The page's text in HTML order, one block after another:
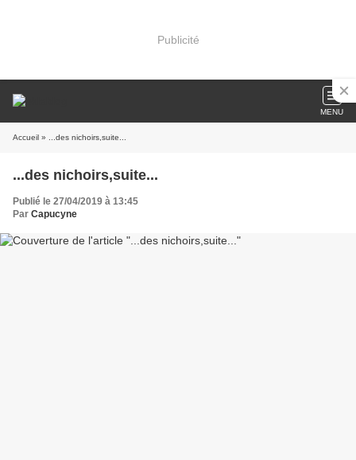
Publicité
MENU
Accueil » ...des nichoirs,suite...
...des nichoirs,suite...
Publié le 27/04/2019 à 13:45
Par Capucyne